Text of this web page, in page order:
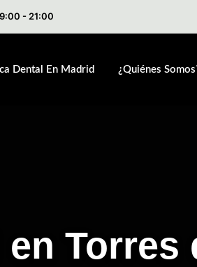
- 21:00
Dental En Madrid ¿Quiénes
Torres